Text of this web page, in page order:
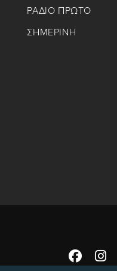
ΡΑΔΙΟ ΠΡΩΤΟ
ΣΗΜΕΡΙΝΗ